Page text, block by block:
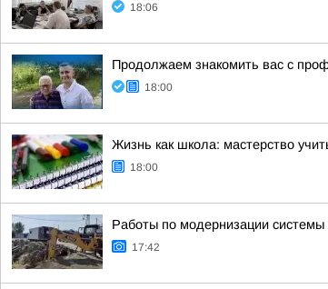
18:06
Продолжаем знакомить вас с
18:00
Жизнь как школа: мастерство
18:00
Работы по модернизации
17:42